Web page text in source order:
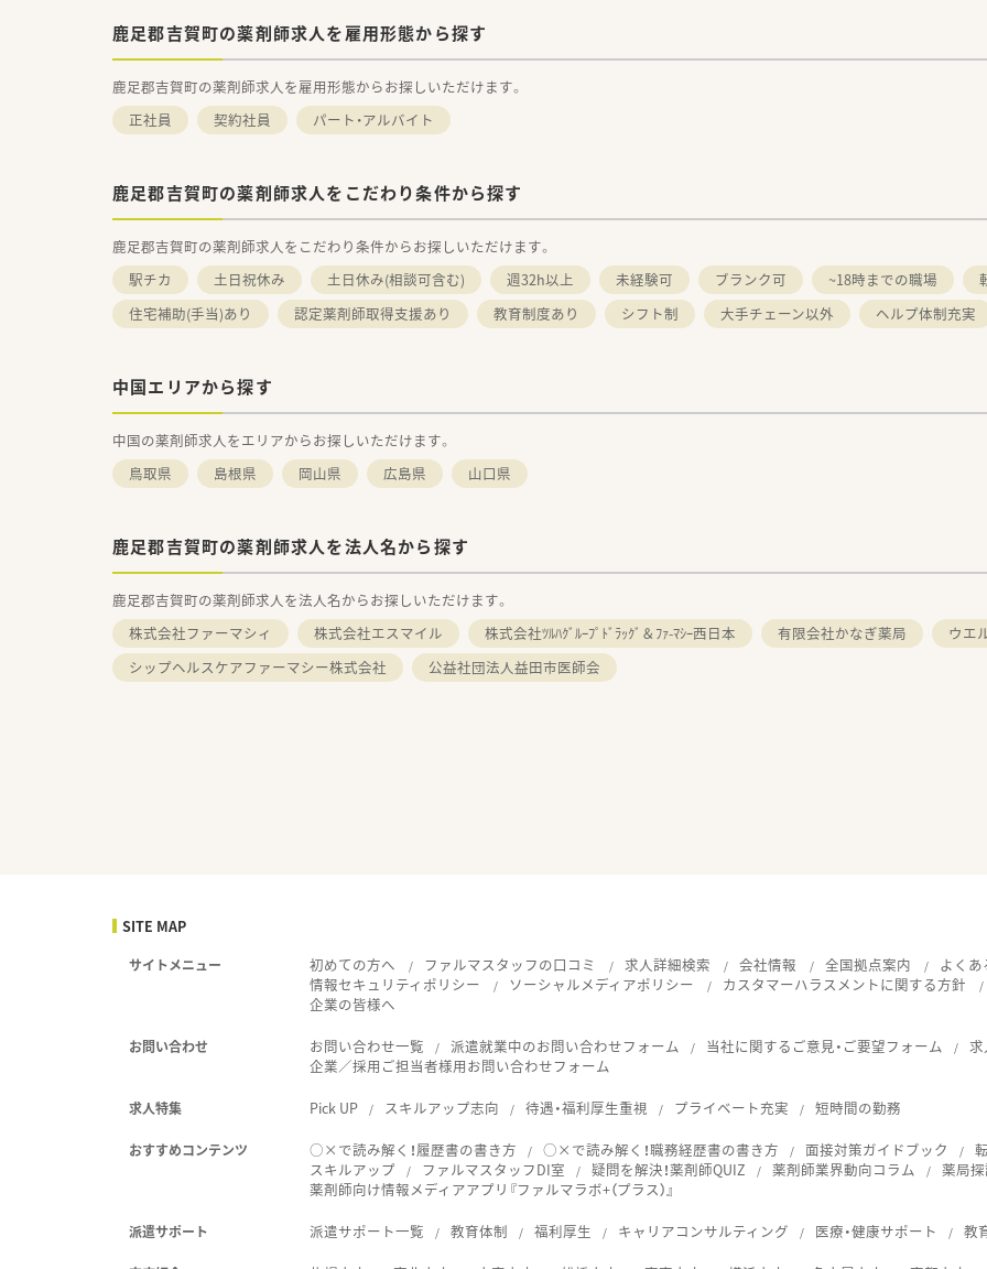
推進・健康拠点として情報の発信や
健康イベント開催などの取り組みを行っています。
介護サービス事業を展開するサンキ・ウエルビィ（株）との連携、
そして中国地方最大級の店舗網を生かし、
地域の皆さまが安心して暮らせる街づくりを支援します。
＜こんな方にもオススメ＞
■期間を区切って働きたい方
■土日休みの働き方でメリハリをつけて働きたい方
■病院門前で経験を積みたい方
などなど・・・
気になる方はお気軽にお問い合わせください！
鹿足郡吉賀町の薬剤師求人を雇用形態から探す
鹿足郡吉賀町の薬剤師求人を雇用形態からお探しいただけます。
正社員
契約社員 パート・アルバイト
鹿足郡吉賀町の薬剤師求人をこだわり条件から探す
鹿足郡吉賀町の薬剤師求人をこだわり条件からお探しいただけます。
駅チカ
土日祝休み 土日休み(相談可含む) 週32h以上 未経験可 ブランク可 ~18時までの職場
住宅補助(手当)あり
認定薬剤師取得支援あり 教育制度あり シフト制 大手チェーン以外 ヘルプ体制充実
中国エリアから探す
中国の薬剤師求人をエリアからお探しいただけます。
鳥取県
島根県 岡山県 広島県 山口県
鹿足郡吉賀町の薬剤師求人を法人名から探す
鹿足郡吉賀町の薬剤師求人を法人名からお探しいただけます。
株式会社ファーマシィ
株式会社エスマイル 株式会社ﾂﾙﾊｸﾞﾙｰﾌﾟﾄﾞﾗｯｸﾞ＆ﾌｧ-ﾏｼｰ西日本 有限会社かなぎ薬局 ウエ
シップヘルスケアファーマシー株式会社
公益社団法人益田市医師会
SITE MAP
サイトメニュー 初めての方へ ファルマスタッフの口コミ 求人詳細検索 会社情報 全国拠点案内 よくあ
情報セキュリティポリシー
ソーシャルメディアポリシー カスタマーハラスメントに関する方針
企業の皆様へ
お問い合わせ お問い合わせ一覧 派遣就業中のお問い合わせフォーム 当社に関するご意見・ご要望フォーム
企業／採用ご担当者様用お問い合わせフォーム
求人特集 Pick UP スキルアップ志向 待遇・福利厚生重視 プライベート充実 短時間の勤務
おすすめコンテンツ ○×で読み解く！履歴書の書き方 ○×で読み解く！職務経歴書の書き方 面接対策ガイドブック
スキルアップ
ファルマスタッフDI室 疑問を解決！薬剤師QUIZ 薬剤師業界動向コラム 薬局
薬剤師向け情報メディアアプリ『ファルマラボ+（プラス）』
派遣サポート 派遣サポート一覧 教育体制 福利厚生 キャリアコンサルティング 医療・健康サポート 教